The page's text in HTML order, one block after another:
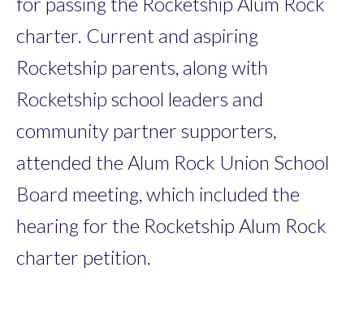
charter. Current and aspiring
Rocketship parents, along with
Rocketship school leaders and
community partner supporters,
attended the Alum Rock Union School
Board meeting, which included the
hearing for the Rocketship Alum Rock
charter petition.